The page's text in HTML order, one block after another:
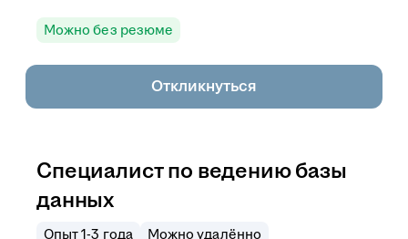
Можно без резюме
Откликнуться
Специалист по ведению базы
данных
Опыт 1-3 года Можно удалённо